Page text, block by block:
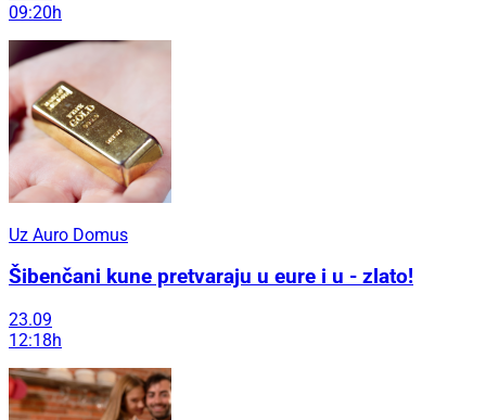
09:20h
Uz Auro Domus
Šibenčani kune pretvaraju u eure i u - zlato!
23.09
12:18h